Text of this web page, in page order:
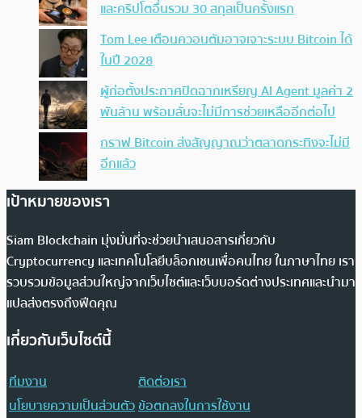
และคริปโตอื่นรวม 30 สกุลเป็นครั้งแรก
Tom Lee เตือนควอนตัมอาจเจาะระบบ Bitcoin ได้
ในปี 2028
ผู้ก่อตั้งประกาศปิดฉากเหรียญ AI Agent มูลค่า 2
พันล้าน พร้อมลั่นจะไม่มีการช่วยเหลืออีกต่อไป
กราฟ Bitcoin ส่งสัญญาณว่าตลาดกระทิงจะไม่มี
อีกแล้ว
เป้าหมายของเรา
Siam Blockchain มุ่งมั่นที่จะช่วยนำเสนอสารเกี่ยวกับ
Cryptocurrency และเทคโนโลยีบล็อกเชนเพื่อคนไทย ในภาษาไทย เรา
รวบรวมข้อมูลส่วนใหญ่จากเว็บไซต์และเว็บบอร์ดต่างประเทศและนำมา
แปลส่งตรงถึงฟีดคุณ
เกี่ยวกับเว็บไซต์นี้
ทีมงาน
ติดต่อเรา
นโยบายความเป็นส่วนตัวข้อตกลงในการใช้งาน